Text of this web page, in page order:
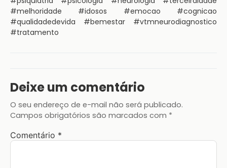
#melhoridade #idosos #emocao #cognicao
#qualidadedevida #bemestar #vtmneurodiagnostico
#tratamento
Deixe um comentário
O seu endereço de e-mail não será publicado.
Campos obrigatórios são marcados com *
Comentário *